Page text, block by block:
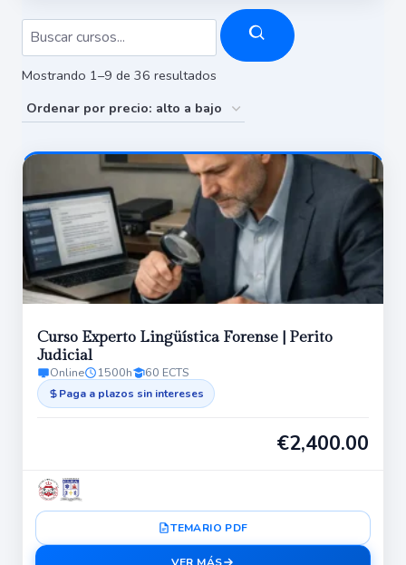
Mostrando 1–9 de 36 resultados
por
alto
a
bajo
Curso Experto Lingüística Forense | Perito
Judicial
Online 1500h 60 ECTS
Paga a plazos sin intereses
€2,400.00
TEMARIO PDF